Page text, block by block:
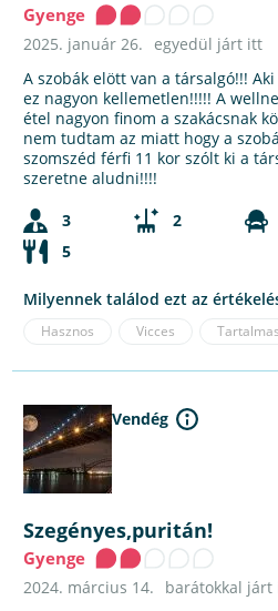
Gyenge
2025. január 26.
egyedül járt itt
A szobák elött van a társalgó!!!
ez nagyon kellemetlen!!!!! A
étel nagyon finom a szakácsnak
nem tudtam az miatt hogy a
szomszéd férfi 11 kor szólt ki a
szeretne aludni!!!!
3
2
5
Milyennek találod ezt az
Hasznos Vicces Tartalmas
Vendég
Szegényes,puritán!
Gyenge
2024. március 14.
barátokkal járt